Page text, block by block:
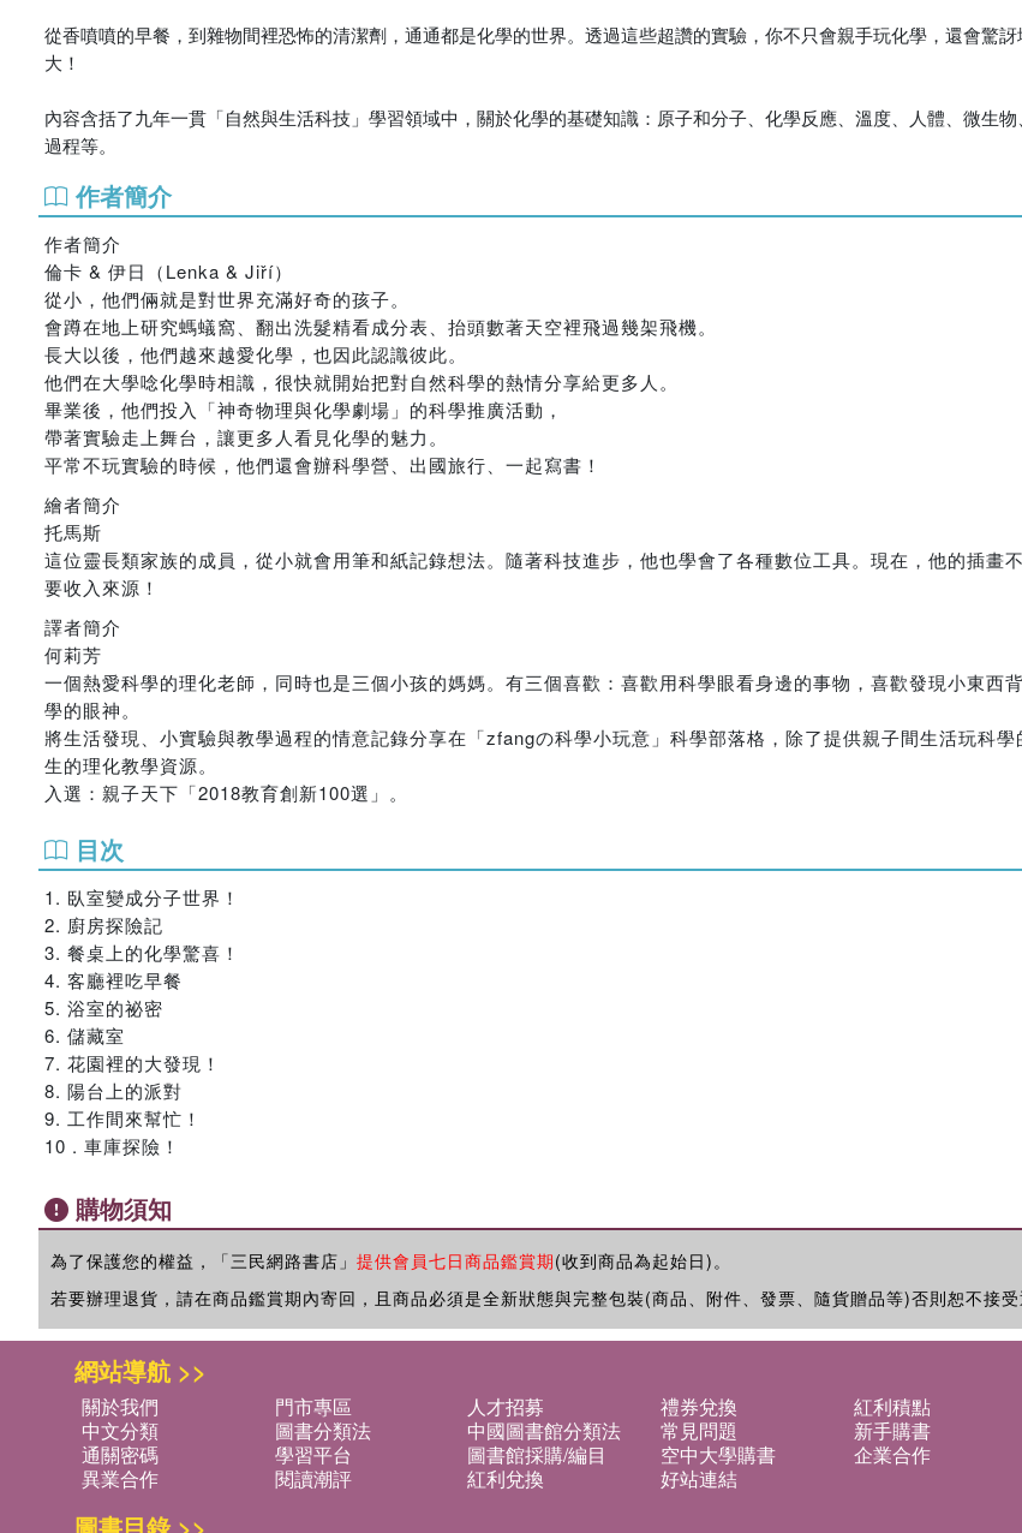
從香噴噴的早餐，到雜物間裡恐怖的清潔劑，通通都是化學的世界。透過這些超讚的實驗，你不只會親手玩化學，還會驚
大！
內容含括了九年一貫「自然與生活科技」學習領域中，關於化學的基礎知識：原子和分子、化學反應、溫度、人體、微生
過程等。
作者簡介
作者簡介
倫卡 & 伊日（Lenka & Jiří）
從小，他們倆就是對世界充滿好奇的孩子。
會蹲在地上研究螞蟻窩、翻出洗髮精看成分表、抬頭數著天空裡飛過幾架飛機。
長大以後，他們越來越愛化學，也因此認識彼此。
他們在大學唸化學時相識，很快就開始把對自然科學的熱情分享給更多人。
畢業後，他們投入「神奇物理與化學劇場」的科學推廣活動，
帶著實驗走上舞台，讓更多人看見化學的魅力。
平常不玩實驗的時候，他們還會辦科學營、出國旅行、一起寫書！
繪者簡介
托馬斯
這位靈長類家族的成員，從小就會用筆和紙記錄想法。隨著科技進步，他也學會了各種數位工具。現在，他的插畫
要收入來源！
譯者簡介
何莉芳
一個熱愛科學的理化老師，同時也是三個小孩的媽媽。有三個喜歡：喜歡用科學眼看身邊的事物，喜歡發現小東西
學的眼神。
將生活發現、小實驗與教學過程的情意記錄分享在「zfangの科學小玩意」科學部落格，除了提供親子間生活玩科
生的理化教學資源。
入選：親子天下「2018教育創新100選」。
目次
1. 臥室變成分子世界！
2. 廚房探險記
3. 餐桌上的化學驚喜！
4. 客廳裡吃早餐
5. 浴室的祕密
6. 儲藏室
7. 花園裡的大發現！
8. 陽台上的派對
9. 工作間來幫忙！
10 . 車庫探險！
購物須知
為了保護您的權益，「三民網路書店」 提供會員七日商品鑑賞期(收到商品為起始日)。
若要辦理退貨，請在商品鑑賞期內寄回，且商品必須是全新狀態與完整包裝(商品、附件、發票、隨貨贈品等)否則恕不接受
網站導航 >>
關於我們 門市專區 人才招募 禮券兌換
紅利積點
中文分類
圖書分類法 中國圖書館分類法 常見問題
新手購書
通關密碼
學習平台 圖書館採購/編目 空中大學購書
企業合作
異業合作
閱讀潮評 紅利兌換 好站連結